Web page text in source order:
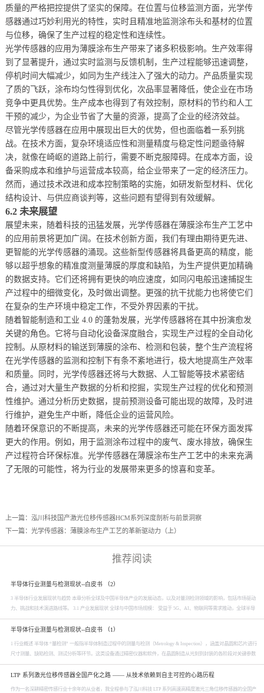
质量的严格把控提供了坚实的保障。在位置与位移监测方面，光学传
感器通过巧妙利用光的特性，实时且精准地监测涂布头和基材的位置
与位移，确保了生产过程的稳定性和连续性。
光学传感器的应用为薄膜涂布生产带来了诸多积极影响。生产效率得
到了显著提升，通过实时监测与反馈机制，生产过程能够迅速调整，
停机时间大幅减少，如同为生产线注入了强大的动力。产品质量实现
了质的飞跃，涂布均匀性得到优化，次品率显著降低，使企业在市场
竞争中更具优势。生产成本也得到了有效控制，原材料的节约和人工
干预的减少，为企业节省了大量的资源，提高了企业的经济效益。
尽管光学传感器在应用中展现出巨大的优势，但也面临着一系列挑
战。在技术方面，复杂环境适应性和测量精度与稳定性问题亟待解
决，就像在崎岖的道路上前行，需要不断克服障碍。在成本方面，设
备采购成本和维护与运营成本较高，给企业带来了一定的经济压力。
然而，通过技术改进和成本控制策略的实施，如研发新型材料、优化
结构设计、与供应商谈判等，这些问题有望得到有效缓解。
6.2 未来展望
展望未来，随着科技的迅猛发展，光学传感器在薄膜涂布生产工艺中
的应用前景将更加广阔。在技术创新方面，我们有理由期待更先进、
更智能的光学传感器的涌现。这些新型传感器将具备更高的精度，能
够以超乎想象的精准度测量薄膜的厚度和缺陷，为生产提供更加精确
的数据支持。它们还将拥有更快的响应速度，如同闪电般迅速捕捉生
产过程中的细微变化，及时做出调整。更强的抗干扰能力也将使它们
在复杂的生产环境中稳定工作，不受外界因素的干扰。
随着智能制造和工业 4.0 的蓬勃发展，光学传感器将在其中扮演愈发
关键的角色。它将与自动化设备深度融合，实现生产过程的全自动化
控制。从原材料的输送到薄膜的涂布、检测和包装，整个生产流程将
在光学传感器的监测和控制下有条不紊地进行，极大地提高生产效率
和质量。同时，光学传感器还将与大数据、人工智能等技术紧密结
合，通过对大量生产数据的分析和挖掘，实现生产过程的优化和预测
性维护。通过分析历史数据，提前预测设备可能出现的故障，及时进
行维护，避免生产中断，降低企业的运营风险。
随着环保意识的不断提高，未来的光学传感器还可能在环保方面发挥
更大的作用。例如，用于监测涂布过程中的废气、废水排放，确保生
产过程符合环保标准。光学传感器在薄膜涂布生产工艺中的未来充满
了无限的可能性，将为行业的发展带来更多的惊喜和变革。
上一篇： 泓川科技国产激光位移传感器HCM系列深度剖析与前景洞察
下一篇： 光学传感器：薄膜涂布生产工艺的革新驱动力（上）
推荐阅读
半导体行业测量与检测现状--白皮书 （2）
3 半导体行业发展现状与趋势 本章分析全球及中国半导体产业的发展动态，以及对量测检测领域的影响，包括市场驱动
力、挑战和技术演进路线等。 3.1 产业发展现状 全球与中国市场规模： 受益于 5G、AI、物联网等需求推动，全球半导
体设备市场近年来快速扩张，2019 年2022 年从 598 亿美元增长至 1,076 亿美元。2023 年由于芯片下游需求疲软出现小幅
下滑，全球设备销售额约 1...
半导体行业测量与检测现状--白皮书 （1）
1 行业概述 半导体 “量检测” 一般指半导体制造过程中的测量与检测（Metrology & Inspection），涵盖对晶圆和芯片进行
尺寸测量、缺陷检测、测试分析等环节。这类设备通过精密仪器和软件，在晶圆制造从光刻到封装的各阶段对关键参数
和缺陷进行检测，把控产品良率。由于半导体元件的微缩和复杂化，量测与检测成为保障产品性能和良率的核心环节，
被视为芯片制造的“质量保障”命脉。...
LTP 系列激光位移传感器全国产化之路 —— 从技术依赖到自主可控的心路历程
作为一名深耕精密传感行业十余年的从业者，我全程参与了泓川科技 LTP 系列高速高精度激光三角位移传感器的全国产